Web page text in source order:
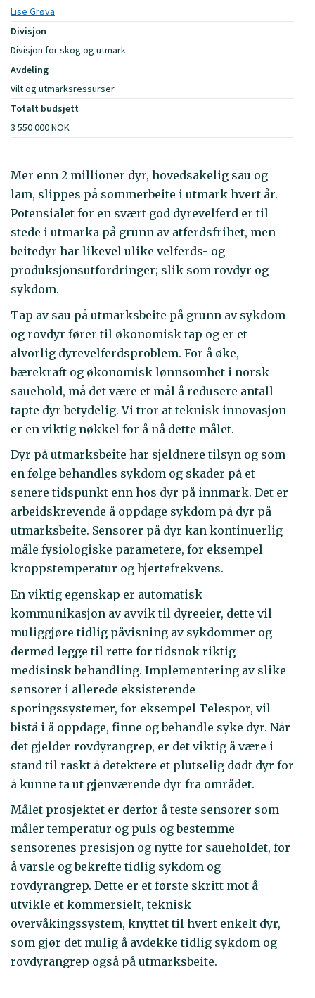
Lise Grøva
Divisjon
Divisjon for skog og utmark
Avdeling
Vilt og utmarksressurser
Totalt budsjett
3 550 000 NOK
Mer enn 2 millioner dyr, hovedsakelig sau og
lam, slippes på sommerbeite i utmark hvert år.
Potensialet for en svært god dyrevelferd er til
stede i utmarka på grunn av atferdsfrihet, men
beitedyr har likevel ulike velferds- og
produksjonsutfordringer; slik som rovdyr og
sykdom.
Tap av sau på utmarksbeite på grunn av sykdom
og rovdyr fører til økonomisk tap og er et
alvorlig dyrevelferdsproblem. For å øke,
bærekraft og økonomisk lønnsomhet i norsk
sauehold, må det være et mål å redusere antall
tapte dyr betydelig. Vi tror at teknisk innovasjon
er en viktig nøkkel for å nå dette målet.
Dyr på utmarksbeite har sjeldnere tilsyn og som
en følge behandles sykdom og skader på et
senere tidspunkt enn hos dyr på innmark. Det er
arbeidskrevende å oppdage sykdom på dyr på
utmarksbeite. Sensorer på dyr kan kontinuerlig
måle fysiologiske parametere, for eksempel
kroppstemperatur og hjertefrekvens.
En viktig egenskap er automatisk
kommunikasjon av avvik til dyreeier, dette vil
muliggjøre tidlig påvisning av sykdommer og
dermed legge til rette for tidsnok riktig
medisinsk behandling. Implementering av slike
sensorer i allerede eksisterende
sporingssystemer, for eksempel Telespor, vil
bistå i å oppdage, finne og behandle syke dyr. Når
det gjelder rovdyrangrep, er det viktig å være i
stand til raskt å detektere et plutselig dødt dyr for
å kunne ta ut gjenværende dyr fra området.
Målet prosjektet er derfor å teste sensorer som
måler temperatur og puls og bestemme
sensorenes presisjon og nytte for saueholdet, for
å varsle og bekrefte tidlig sykdom og
rovdyrangrep. Dette er et første skritt mot å
utvikle et kommersielt, teknisk
overvåkingssystem, knyttet til hvert enkelt dyr,
som gjør det mulig å avdekke tidlig sykdom og
rovdyrangrep også på utmarksbeite.